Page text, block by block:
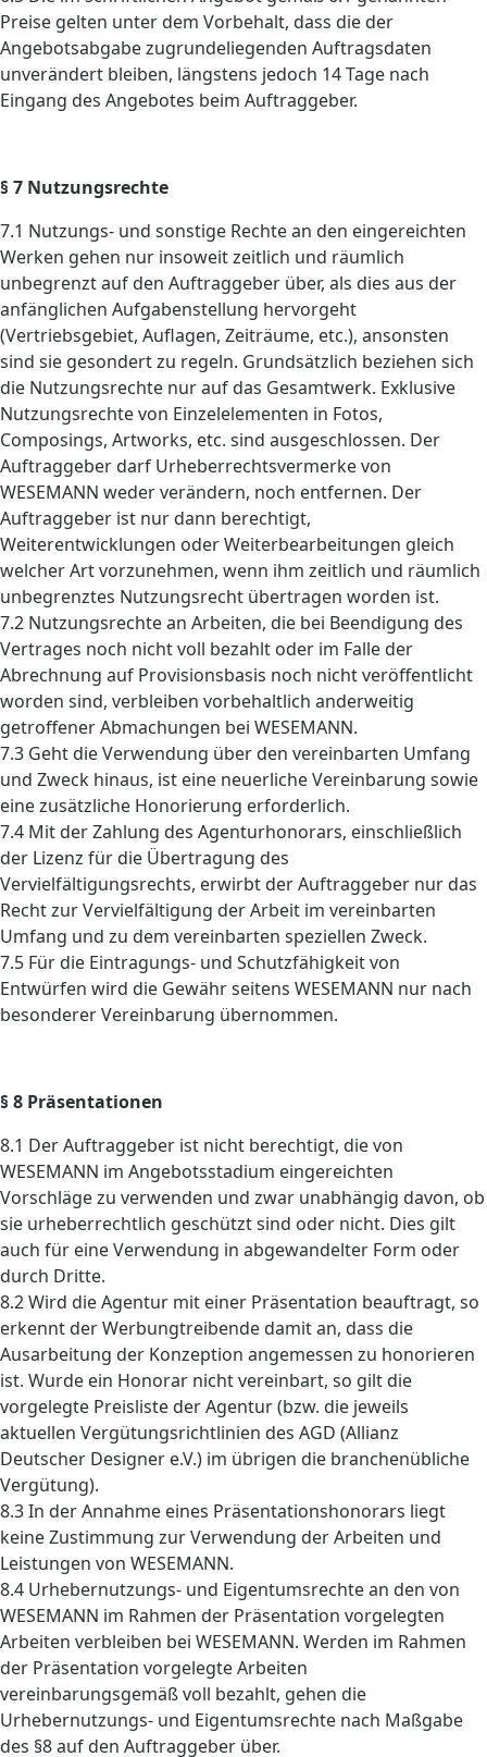
Preise gelten unter dem Vorbehalt, dass die der
Angebotsabgabe zugrundeliegenden Auftragsdaten
unverändert bleiben, längstens jedoch 14 Tage nach
Eingang des Angebotes beim Auftraggeber.
§ 7 Nutzungsrechte
7.1 Nutzungs- und sonstige Rechte an den eingereichten
Werken gehen nur insoweit zeitlich und räumlich
unbegrenzt auf den Auftraggeber über, als dies aus der
anfänglichen Aufgabenstellung hervorgeht
(Vertriebsgebiet, Auflagen, Zeiträume, etc.), ansonsten
sind sie gesondert zu regeln. Grundsätzlich beziehen sich
die Nutzungsrechte nur auf das Gesamtwerk. Exklusive
Nutzungsrechte von Einzelelementen in Fotos,
Composings, Artworks, etc. sind ausgeschlossen. Der
Auftraggeber darf Urheberrechtsvermerke von
WESEMANN weder verändern, noch entfernen. Der
Auftraggeber ist nur dann berechtigt,
Weiterentwicklungen oder Weiterbearbeitungen gleich
welcher Art vorzunehmen, wenn ihm zeitlich und räumlich
unbegrenztes Nutzungsrecht übertragen worden ist.
7.2 Nutzungsrechte an Arbeiten, die bei Beendigung des
Vertrages noch nicht voll bezahlt oder im Falle der
Abrechnung auf Provisionsbasis noch nicht veröffentlicht
worden sind, verbleiben vorbehaltlich anderweitig
getroffener Abmachungen bei WESEMANN.
7.3 Geht die Verwendung über den vereinbarten Umfang
und Zweck hinaus, ist eine neuerliche Vereinbarung sowie
eine zusätzliche Honorierung erforderlich.
7.4 Mit der Zahlung des Agenturhonorars, einschließlich
der Lizenz für die Übertragung des
Vervielfältigungsrechts, erwirbt der Auftraggeber nur das
Recht zur Vervielfältigung der Arbeit im vereinbarten
Umfang und zu dem vereinbarten speziellen Zweck.
7.5 Für die Eintragungs- und Schutzfähigkeit von
Entwürfen wird die Gewähr seitens WESEMANN nur nach
besonderer Vereinbarung übernommen.
§ 8 Präsentationen
8.1 Der Auftraggeber ist nicht berechtigt, die von
WESEMANN im Angebotsstadium eingereichten
Vorschläge zu verwenden und zwar unabhängig davon, ob
sie urheberrechtlich geschützt sind oder nicht. Dies gilt
auch für eine Verwendung in abgewandelter Form oder
durch Dritte.
8.2 Wird die Agentur mit einer Präsentation beauftragt, so
erkennt der Werbungtreibende damit an, dass die
Ausarbeitung der Konzeption angemessen zu honorieren
ist. Wurde ein Honorar nicht vereinbart, so gilt die
vorgelegte Preisliste der Agentur (bzw. die jeweils
aktuellen Vergütungsrichtlinien des AGD (Allianz
Deutscher Designer e.V.) im übrigen die branchenübliche
Vergütung).
8.3 In der Annahme eines Präsentationshonorars liegt
keine Zustimmung zur Verwendung der Arbeiten und
Leistungen von WESEMANN.
8.4 Urhebernutzungs- und Eigentumsrechte an den von
WESEMANN im Rahmen der Präsentation vorgelegten
Arbeiten verbleiben bei WESEMANN. Werden im Rahmen
der Präsentation vorgelegte Arbeiten
vereinbarungsgemäß voll bezahlt, gehen die
Urhebernutzungs- und Eigentumsrechte nach Maßgabe
des §8 auf den Auftraggeber über.